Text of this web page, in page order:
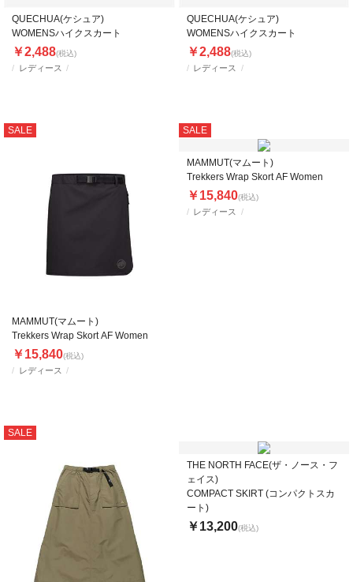
レディース
QUECHUA(ケシュア)
WOMENSハイクスカート
￥2,488(税込)
レディース
QUECHUA(ケシュア)
WOMENSハイクスカート
￥2,488(税込)
SALE
レディース
MAMMUT(マムート)
Trekkers Wrap Skort AF Women
￥15,840(税込)
SALE
レディース
MAMMUT(マムート)
Trekkers Wrap Skort AF Women
￥15,840(税込)
SALE
THE NORTH FACE(ザ・ノース・フ
ェイス)
COMPACT SKIRT (コンパクトスカ
ート)
￥13,200(税込)